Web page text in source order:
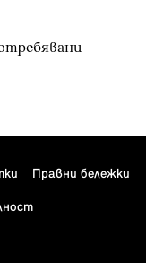
Правни бележки